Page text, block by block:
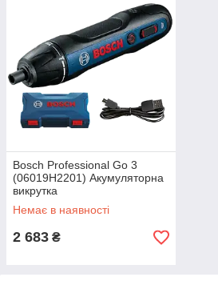
Bosch Professional Go 3
(06019H2201) Акумуляторна
викрутка
Немає в наявності
2 683 ₴